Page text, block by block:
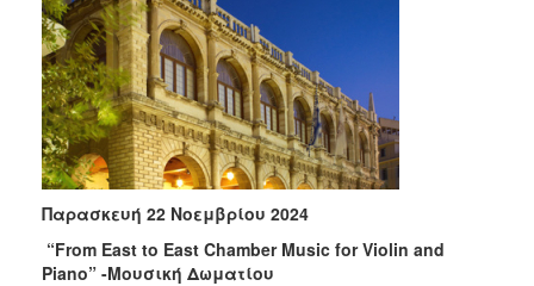
2012
2011
2010
2006
ΤΟΠΟΣ
Παρασκευή 22 Νοεμβρίου 2024
“From East to East Chamber Music for Violin and
Piano” -Μουσική Δωματίου